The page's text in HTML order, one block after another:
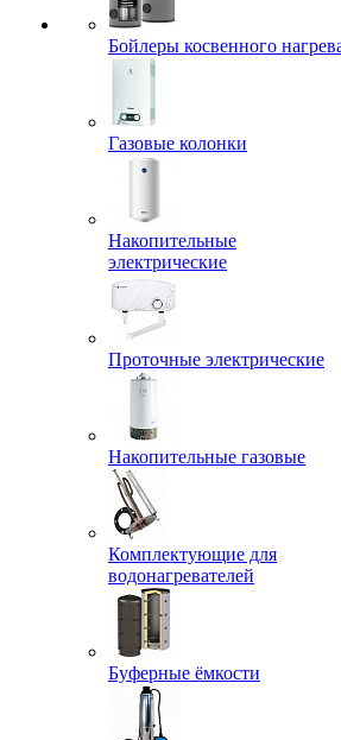
Бойлеры косвенного
Газовые колонки
Накопительные
электрические
Проточные электрические
Накопительные газовые
Комплектующие для
водонагревателей
Буферные ёмкости